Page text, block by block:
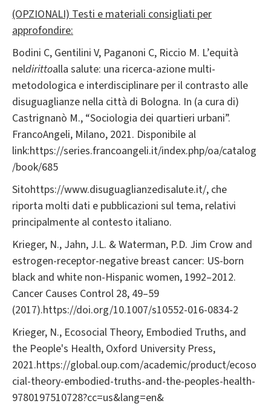
(OPZIONALI) Testi e materiali consigliati per
approfondire:
Bodini C, Gentilini V, Paganoni C, Riccio M. L’equità
neldirittoalla salute: una ricerca-azione multi-
metodologica e interdisciplinare per il contrasto alle
disuguaglianze nella città di Bologna. In (a cura di)
Castrignanò M., “Sociologia dei quartieri urbani”.
FrancoAngeli, Milano, 2021. Disponibile al
link:https://series.francoangeli.it/index.php/oa/catalog
/book/685
Sitohttps://www.disuguaglianzedisalute.it/, che
riporta molti dati e pubblicazioni sul tema, relativi
principalmente al contesto italiano.
Krieger, N., Jahn, J.L. & Waterman, P.D. Jim Crow and
estrogen-receptor-negative breast cancer: US-born
black and white non-Hispanic women, 1992–2012.
Cancer Causes Control 28, 49–59
(2017).https://doi.org/10.1007/s10552-016-0834-2
Krieger, N., Ecosocial Theory, Embodied Truths, and
the People's Health, Oxford University Press,
2021.https://global.oup.com/academic/product/ecoso
cial-theory-embodied-truths-and-the-peoples-health-
9780197510728?cc=us&lang=en&